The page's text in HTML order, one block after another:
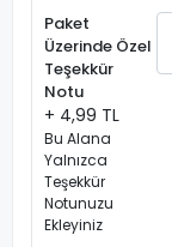
Paket
Üzerinde Özel
Teşekkür
Notu
+ 4,99 TL
Bu Alana
Yalnızca
Teşekkür
Notunuzu
Ekleyiniz